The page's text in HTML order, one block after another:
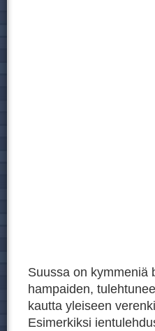
Suussa on kymmeniä
hampaiden,
kautta yleiseen
Esimerkiksi